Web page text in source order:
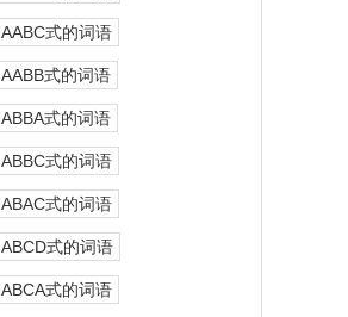
AABC式的词语
AABB式的词语
ABBA式的词语
ABBC式的词语
ABAC式的词语
ABCD式的词语
ABCA式的词语